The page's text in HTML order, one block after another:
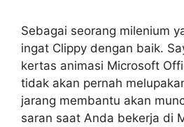
Sebagai seorang milenium
ingat Clippy dengan baik.
kertas animasi Microsoft
tidak akan pernah
jarang membantu akan
saran saat Anda bekerja di